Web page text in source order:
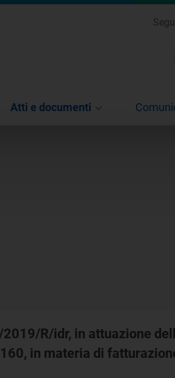
Atti e documenti
R/idr, in attuazione
in materia di